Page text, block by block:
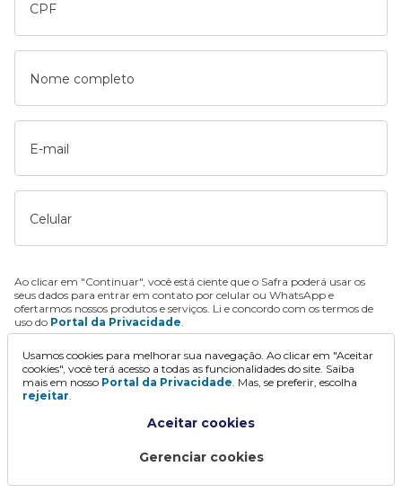
CPF
Nome completo
E-mail
Celular
Ao clicar em "Continuar", você está ciente que o Safra poderá usar os
seus dados para entrar em contato por celular ou WhatsApp e
ofertarmos nossos produtos e serviços. Li e concordo com os termos de
uso do Portal da Privacidade.
Continuar
Usamos cookies para melhorar sua navegação. Ao clicar em "Aceitar
cookies", você terá acesso a todas as funcionalidades do site. Saiba
mais em nosso Portal da Privacidade. Mas, se preferir, escolha
rejeitar.
Aceitar cookies
Gerenciar cookies